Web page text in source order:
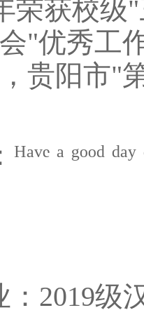
荣获校
"优秀工
贵阳市"
ᵍᵒᵒᵈ ᵈᵃʸ
：2019级